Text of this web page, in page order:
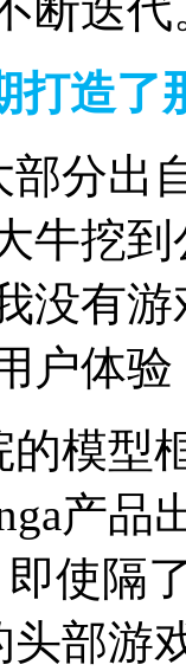
断迭代
打造了
部分出
牛挖
没有
户体
的模型
产品
使隔
头部游